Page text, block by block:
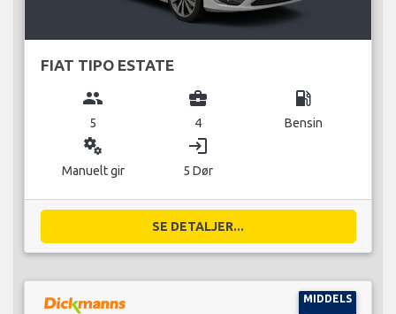
FIAT TIPO ESTATE
group
5
business_center
4
local_gas_station
Bensin
miscellaneous_services
Manuelt gir
login
5 Dør
SE DETALJER...
MIDDELS